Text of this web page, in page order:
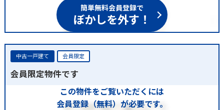
簡単無料会員登録で
ぼかしを外す！
中古一戸建て 会員限定
会員限定物件です
この物件をご覧いただくには
会員登録（無料）が必要です。